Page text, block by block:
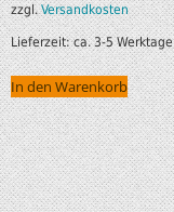
zzgl.Versandkosten
Lieferzeit:ca. 3-5 Werktage
In den Warenkorb